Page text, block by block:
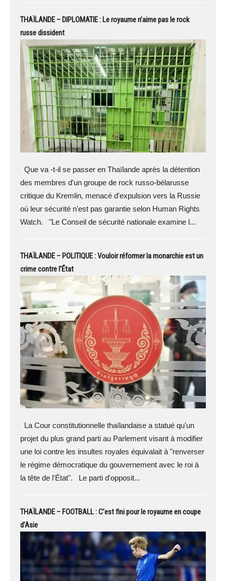
THAÏLANDE – DIPLOMATIE : Le royaume n’aime pas le rock
russe dissident
Que va -t-il se passer en Thaïlande après la détention
des membres d'un groupe de rock russo-bélarusse
critique du Kremlin, menacé d'expulsion vers la Russie
où leur sécurité n'est pas garantie selon Human Rights
Watch. "Le Conseil de sécurité nationale examine l...
THAÏLANDE – POLITIQUE : Vouloir réformer la monarchie est un
crime contre l’État
La Cour constitutionnelle thaïlandaise a statué qu'un
projet du plus grand parti au Parlement visant à modifier
une loi contre les insultes royales équivalait à "renverser
le régime démocratique du gouvernement avec le roi à
la tête de l'État". Le parti d'opposit...
THAÏLANDE – FOOTBALL : C’est fini pour le royaume en coupe
d’Asie